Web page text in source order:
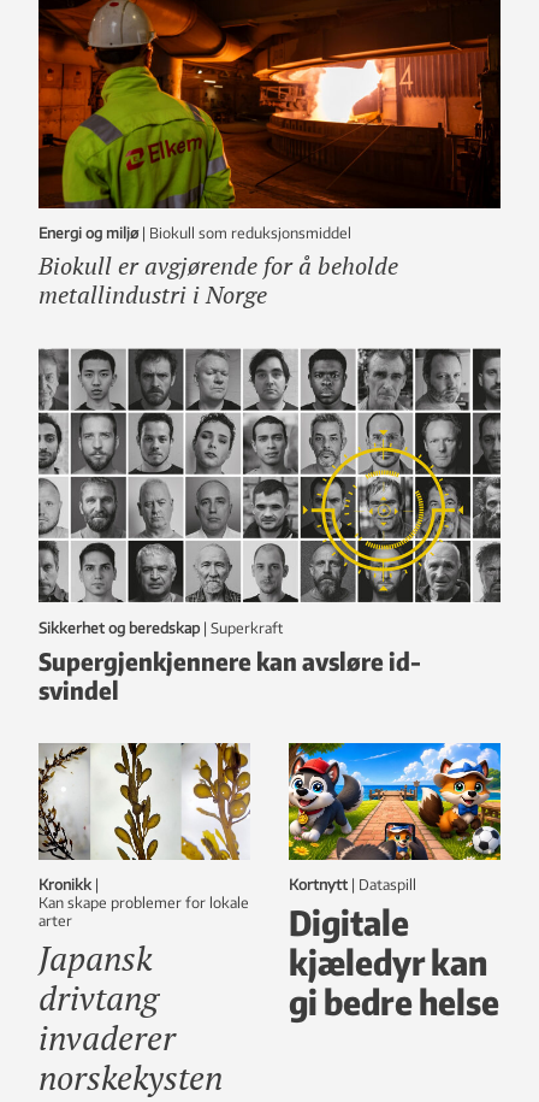
Energi og miljø | Biokull som reduksjonsmiddel
Biokull er avgjørende for å beholde
metallindustri i Norge
Sikkerhet og beredskap | Superkraft
Supergjenkjennere kan avsløre id-
svindel
Kronikk |
Kan skape problemer for lokale
arter
Japansk
drivtang
invaderer
norskekysten
Kortnytt | dataspill
Digitale
kjæledyr kan
gi bedre helse